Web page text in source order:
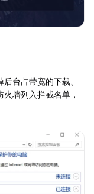
台占带宽的下载、
墙列入拦截名单，